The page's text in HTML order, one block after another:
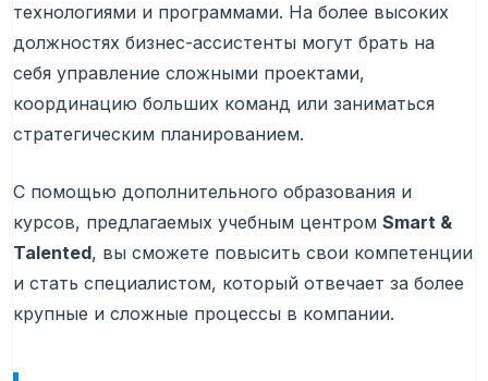
технологиями и программами. На более высоких
должностях бизнес-ассистенты могут брать на
себя управление сложными проектами,
координацию больших команд или заниматься
стратегическим планированием.
С помощью дополнительного образования и
курсов, предлагаемых учебным центром Smart &
Talented, вы сможете повысить свои компетенции
и стать специалистом, который отвечает за более
крупные и сложные процессы в компании.